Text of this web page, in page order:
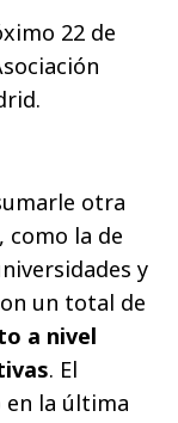
22 de
otra
como la de
y
un total de
a nivel
. El
en la última